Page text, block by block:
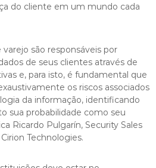
do cliente em um mundo cada
são responsáveis por
de seus clientes através de
e, para isto, é fundamental que
os riscos associados
da informação, identificando
sua probabilidade como seu
Ricardo Pulgarín, Security Sales
Technologies.